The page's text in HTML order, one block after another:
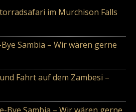
im Murchison Falls
Sambia – Wir wären gerne
Fahrt auf dem Zambesi –